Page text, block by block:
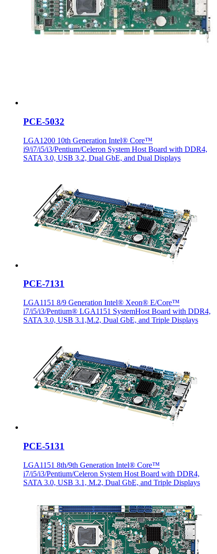
PCE-5032
LGA1200 10th Generation Intel® Core™
i9/i7/i5/i3/Pentium/Celeron System Host Board with DDR4,
SATA 3.0, USB 3.2, Dual GbE, and Dual Displays
PCE-7131
LGA1151 8/9 Generation Intel® Xeon® E/Core™
i7/i5/i3/Pentium® LGA1151 SystemHost Board with DDR4,
SATA 3.0, USB 3.1,M.2, Dual GbE, and Triple Displays
PCE-5131
LGA1151 8th/9th Generation Intel® Core™
i7/i5/i3/Pentium/Celeron System Host Board with DDR4,
SATA 3.0, USB 3.1, M.2, Dual GbE, and Triple Displays